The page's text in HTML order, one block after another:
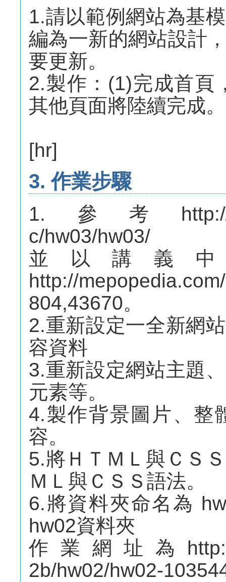
1.請以範例網站為基
編為一新的網站設計
要更新。
2.製作：(1)完成首頁
其他頁面將陸續完成。
[hr]
3. 作業步驟
1.參考http://
c/hw03/hw03/
並以講義
http://
804,43670。
2.重新設定一全新網
容資料
3.重新設定網站主題
元素等。
4.製作背景圖片、整
容。
5.將ＨＴＭＬ與ＣＳ
ＭＬ與ＣＳＳ語法。
6.將資料夾命名為
hw02資料夾
作業網址為http://
2b/hw02/hw02-